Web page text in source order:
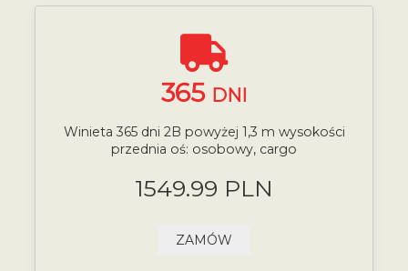
365 DNI
Winieta 365 dni 2B powyżej 1,3 m wysokości
przednia oś: osobowy, cargo
1549.99 PLN
ZAMÓW